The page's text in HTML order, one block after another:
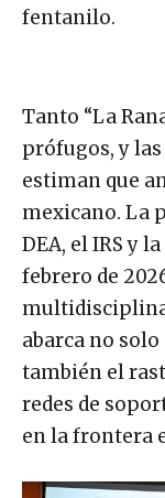
fentanilo.
Tanto “La
prófugos, y
estiman que
mexicano. La
DEA, el IRS y
febrero de
abarca no
también el
redes de
en la frontera